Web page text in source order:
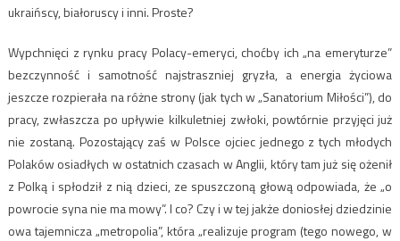
ukraińscy, białoruscy i inni. Proste?
Wypchnięci z rynku pracy Polacy-emeryci, choćby ich „na emeryturze”
bezczynność i samotność najstraszniej gryzła, a energia życiowa
jeszcze rozpierała na różne strony (jak tych w „Sanatorium Miłości”), do
pracy, zwłaszcza po upływie kilkuletniej zwłoki, powtórnie przyjęci już
nie zostaną. Pozostający zaś w Polsce ojciec jednego z tych młodych
Polaków osiadłych w ostatnich czasach w Anglii, który tam już się ożenił
z Polką i spłodził z nią dzieci, ze spuszczoną głową odpowiada, że „o
powrocie syna nie ma mowy”. I co? Czy i w tej jakże doniosłej dziedzinie
owa tajemnicza „metropolia”, która „realizuje program (tego nowego, w